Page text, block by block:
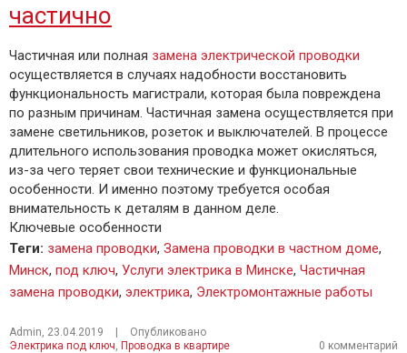
частично
Частичная или полная замена электрической проводки
осуществляется в случаях надобности восстановить
функциональность магистрали, которая была повреждена
по разным причинам. Частичная замена осуществляется при
замене светильников, розеток и выключателей. В процессе
длительного использования проводка может окисляться,
из-за чего теряет свои технические и функциональные
особенности. И именно поэтому требуется особая
внимательность к деталям в данном деле.
Ключевые особенности
Теги: замена проводки, Замена проводки в частном доме,
Минск, под ключ, Услуги электрика в Минске, Частичная
замена проводки, электрика, Электромонтажные работы
Admin, 23.04.2019
Опубликовано
Электрика под ключ, Проводка в квартире 0 комментарий